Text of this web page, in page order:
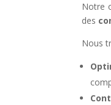
Notre
des
Nous